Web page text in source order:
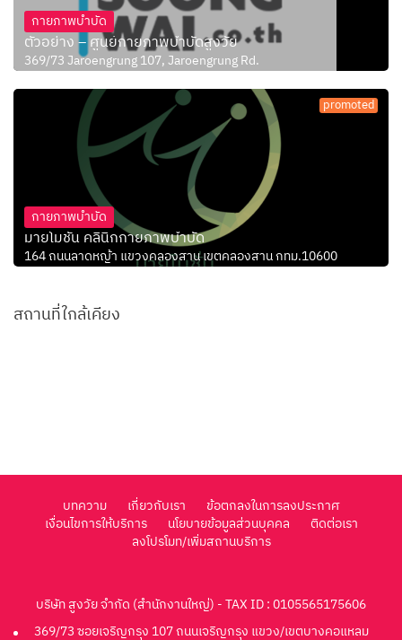
กายภาพบำบัด
ตัวอย่าง – ศูนย์กายภาพบำบัดสูงวัย
369/73 Jaroengrung 107, Jaroengrung Rd.
promoted
กายภาพบำบัด
มายโมชั่น คลินิกกายภาพบำบัด
164 ถนนลาดหญ้า แขวงคลองสาน เขตคลองสาน กทม.10600
สถานที่ใกล้เคียง
บทความ เกี่ยวกับเรา
ข้อตกลงในการลงประกาศ
เงื่อนไขการให้บริการ
นโยบายข้อมูลส่วนบุคคล
ติดต่อเรา
ลงโปรโมท/เพิ่มสถานบริการ
บริษัท สูงวัย จำกัด (สำนักงานใหญ่) - TAX ID : 0105565175606
369/73 ซอยเจริญกรุง 107 ถนนเจริญกรุง แขวง/เขตบางคอแหลม